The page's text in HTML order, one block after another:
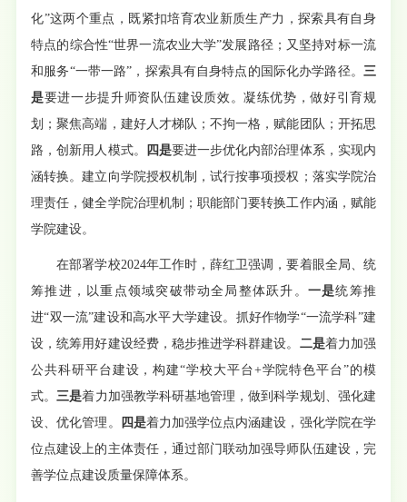
化”这两个重点，既紧扣培育农业新质生产力，探索具有自身
特点的综合性“世界一流农业大学”发展路径；又坚持对标一流
和服务“一带一路”，探索具有自身特点的国际化办学路径。 三
是要进一步提升师资队伍建设质效。凝练优势，做好引育规
划；聚焦高端，建好人才梯队；不拘一格，赋能团队；开拓思
路，创新用人模式。
四是要进一步优化内部治理体系，实现内
涵转换。建立向学院授权机制，试行按事项授权；落实学院治
理责任，健全学院治理机制；职能部门要转换工作内涵，赋能
学院建设。
在部署学校2024年工作时，薛红卫强调，要着眼全局、统
筹推进，以重点领域突破带动全局整体跃升。 一是统筹推
进“双一流”建设和高水平大学建设。抓好作物学“一流学科”建
设，统筹用好建设经费，稳步推进学科群建设。 二是着力加强
公共科研平台建设，构建“学校大平台+学院特色平台”的模
式。 三是着力加强教学科研基地管理，做到科学规划、强化建
设、优化管理。
四是着力加强学位点内涵建设，强化学院在学
位点建设上的主体责任，通过部门联动加强导师队伍建设，完
善学位点建设质量保障体系。